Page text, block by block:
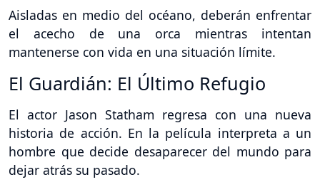
Aisladas en medio del océano, deberán enfrentar
el acecho de una orca mientras intentan
mantenerse con vida en una situación límite.
El Guardián: El Último Refugio
El actor Jason Statham regresa con una nueva
historia de acción. En la película interpreta a un
hombre que decide desaparecer del mundo para
dejar atrás su pasado.